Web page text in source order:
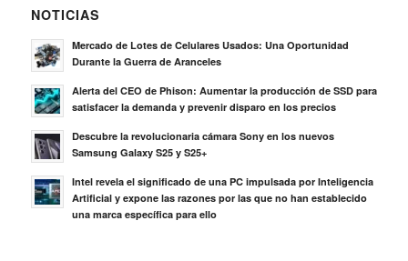
NOTICIAS
Mercado de Lotes de Celulares Usados: Una Oportunidad
Durante la Guerra de Aranceles
Alerta del CEO de Phison: Aumentar la producción de SSD para
satisfacer la demanda y prevenir disparo en los precios
Descubre la revolucionaria cámara Sony en los nuevos
Samsung Galaxy S25 y S25+
Intel revela el significado de una PC impulsada por Inteligencia
Artificial y expone las razones por las que no han establecido
una marca específica para ello